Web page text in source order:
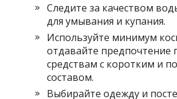
Следите за качеством
для умывания и купания.
Используйте минимум
отдавайте
средствам с коротким и
составом.
Выбирайте одежду и